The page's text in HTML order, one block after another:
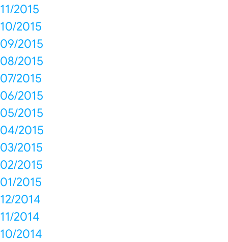
11/2015
10/2015
09/2015
08/2015
07/2015
06/2015
05/2015
04/2015
03/2015
02/2015
01/2015
12/2014
11/2014
10/2014